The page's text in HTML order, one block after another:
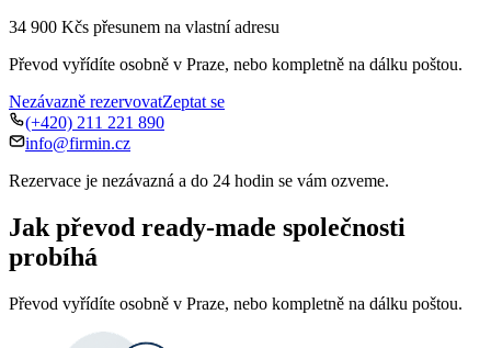
34 900 Kčs přesunem na vlastní adresu
Převod vyřídíte osobně v Praze, nebo kompletně na dálku poštou.
Nezávazně rezervovatZeptat se
(+420) 211 221 890
info@firmin.cz
Rezervace je nezávazná a do 24 hodin se vám ozveme.
Jak převod ready-made společnosti
probíhá
Převod vyřídíte osobně v Praze, nebo kompletně na dálku poštou.